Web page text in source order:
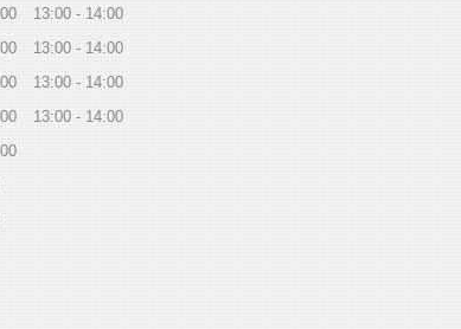
13:00
14:00
13:00
14:00
13:00
14:00
13:00
14:00